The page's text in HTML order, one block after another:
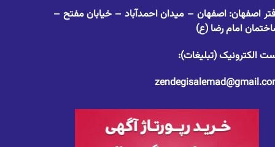
اصفهان: اصفهان – میدان احمدآباد – خیابان مفتح –
امام رضا (ع)
الکترونیک (تبلیغات):